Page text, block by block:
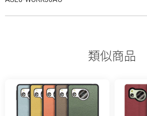
類似商品